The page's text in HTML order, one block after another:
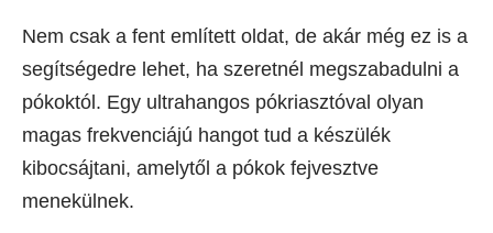
Nem csak a fent említett oldat, de akár még ez is a
segítségedre lehet, ha szeretnél megszabadulni a
pókoktól. Egy ultrahangos pókriasztóval olyan
magas frekvenciájú hangot tud a készülék
kibocsájtani, amelytől a pókok fejvesztve
menekülnek.